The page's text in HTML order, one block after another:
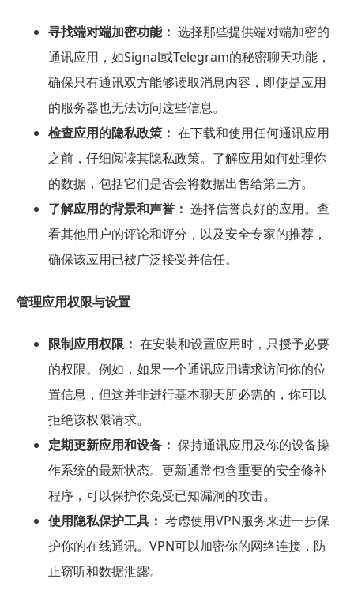
寻找端对端加密功能： 选择那些提供端对端加密的
通讯应用，如Signal或Telegram的秘密聊天功能，
确保只有通讯双方能够读取消息内容，即使是应用
的服务器也无法访问这些信息。
检查应用的隐私政策： 在下载和使用任何通讯应用
之前，仔细阅读其隐私政策。了解应用如何处理你
的数据，包括它们是否会将数据出售给第三方。
了解应用的背景和声誉： 选择信誉良好的应用。查
看其他用户的评论和评分，以及安全专家的推荐，
确保该应用已被广泛接受并信任。
管理应用权限与设置
限制应用权限： 在安装和设置应用时，只授予必要
的权限。例如，如果一个通讯应用请求访问你的位
置信息，但这并非进行基本聊天所必需的，你可以
拒绝该权限请求。
定期更新应用和设备： 保持通讯应用及你的设备操
作系统的最新状态。更新通常包含重要的安全修补
程序，可以保护你免受已知漏洞的攻击。
使用隐私保护工具： 考虑使用VPN服务来进一步保
护你的在线通讯。VPN可以加密你的网络连接，防
止窃听和数据泄露。